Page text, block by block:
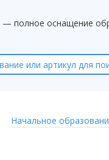
— полное оснащение
Начальное